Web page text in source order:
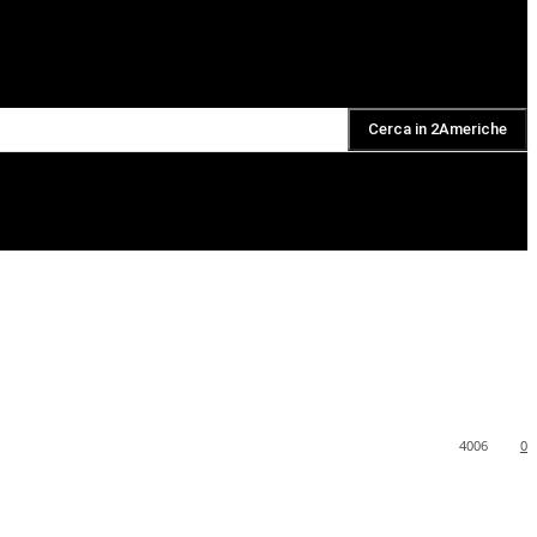
Cerca in 2Americhe
0
4006